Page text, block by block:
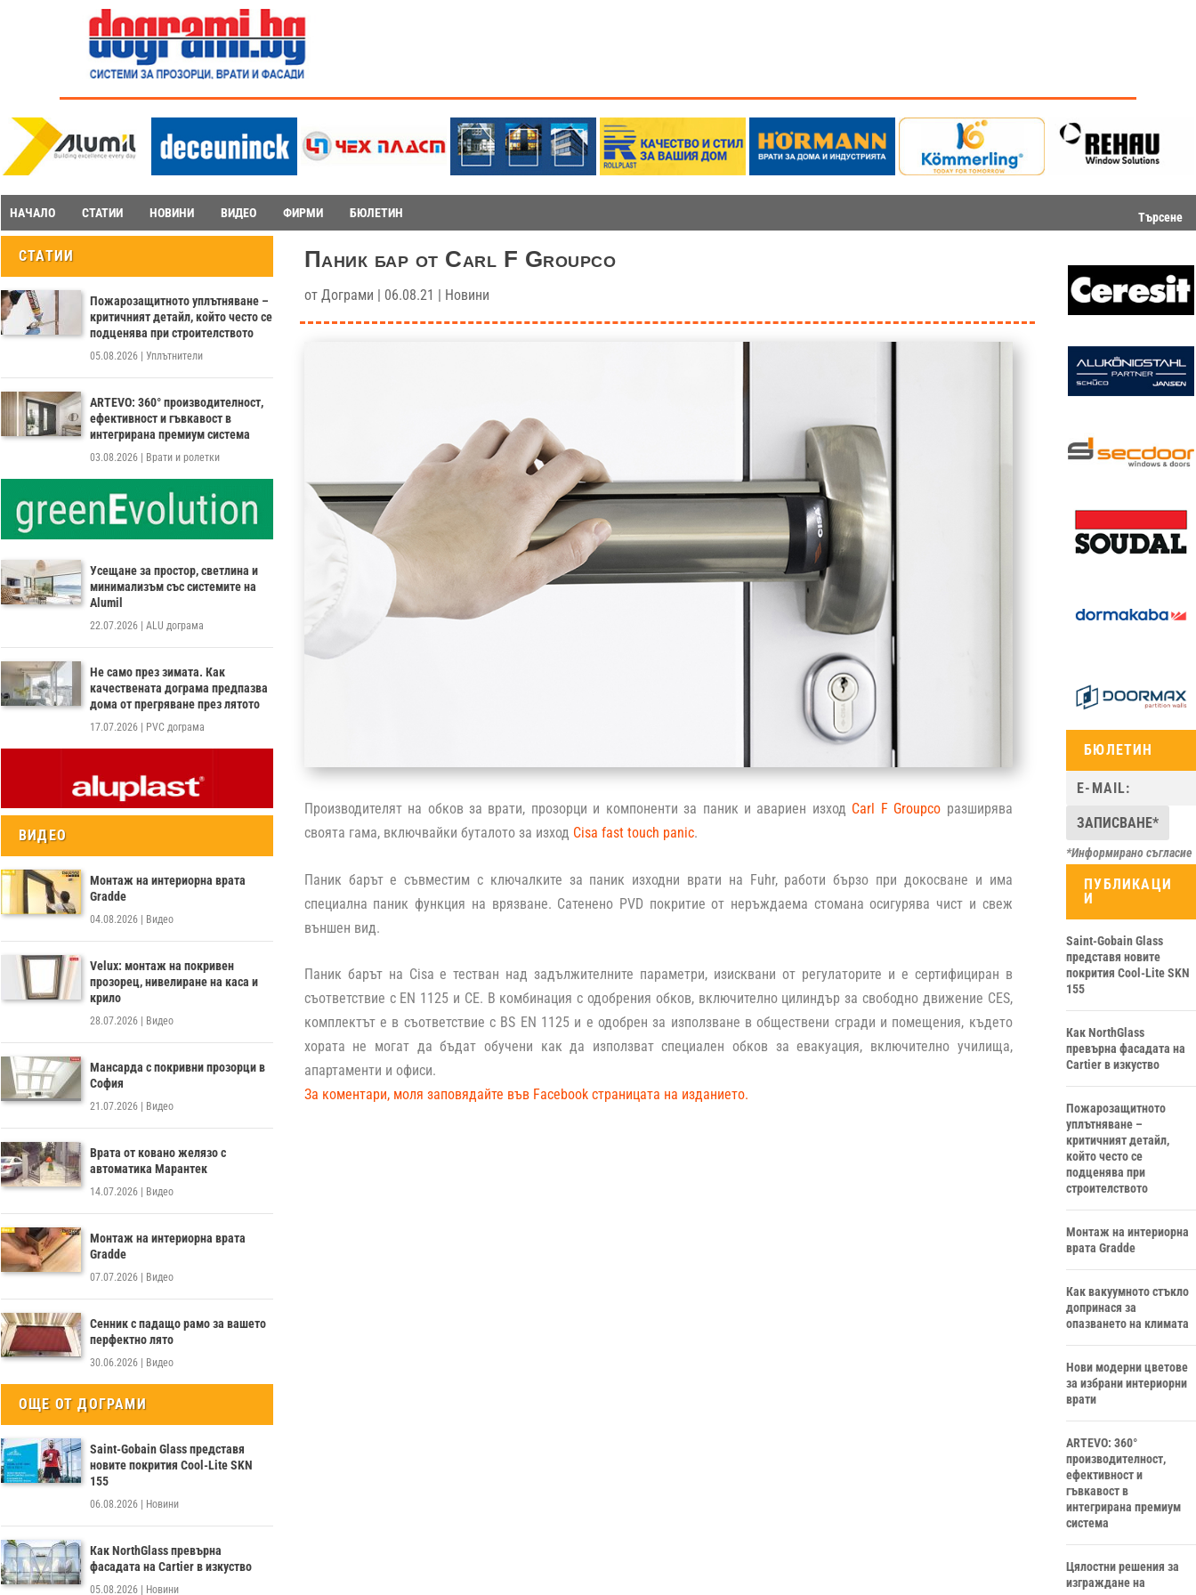
НАЧАЛО СТАТИИ НОВИНИ ВИДЕО ФИРМИ БЮЛЕТИН Търсене
СТАТИИ
Пожарозащитното уплътняване –
критичният детайл, който често се
подценява при строителството
05.08.2026 Уплътнители
ARTEVO: 360° производителност,
ефективност и гъвкавост в
интегрирана премиум система
03.08.2026 Врати и ролетки
Усещане за простор, светлина и
минимализъм със системите на
Alumil
22.07.2026 | ALU дограма
Не само през зимата. Как
качествената дограма предпазва
дома от прегряване през лятото
17.07.2026 | PVC дограма
ВИДЕО
Монтаж на интериорна врата
Gradde
04.08.2026 Видео
Velux: монтаж на покривен
прозорец, нивелиране на каса и
крило
28.07.2026 Видео
Мансарда с покривни прозорци в
София
21.07.2026 Видео
Врата от ковано желязо с
автоматика Марантек
14.07.2026 Видео
Монтаж на интериорна врата
Gradde
07.07.2026 Видео
Сенник с падащо рамо за вашето
перфектно лято
30.06.2026 Видео
ОЩЕ ОТ ДОГРАМИ
Saint-Gobain Glass представя
новите покрития Cool-Lite SKN
155
06.08.2026 Новини
Как NorthGlass превърна
фасадата на Cartier в изкуство
05.08.2026 Новини
Паник бар от Carl F Groupco
от Дограми | 06.08.21 | Новини
Производителят на обков за врати, прозорци и компоненти за паник и авариен изход Carl F Groupco разширява
своята гама, включвайки буталото за изход Cisa fast touch panic.
Паник барът е съвместим с ключалките за паник изходни врати на Fuhr, работи бързо при докосване и има
специална паник функция на врязване. Сатенено PVD покритие от неръждаема стомана осигурява чист и свеж
външен вид.
Паник барът на Cisa е тестван над задължителните параметри, изисквани от регулаторите и е сертифициран в
съответствие с EN 1125 и CE. В комбинация с одобрения обков, включително цилиндър за свободно движение CES,
комплектът е в съответствие с BS EN 1125 и е одобрен за използване в обществени сгради и помещения, където
хората не могат да бъдат обучени как да използват специален обков за евакуация, включително училища,
апартаменти и офиси.
За коментари, моля заповядайте във Facebook страницата на изданието.
БЮЛЕТИН
*Информирано съгласие
ПУБЛИКАЦИ
И
Saint-Gobain Glass
представя новите
покрития Cool-Lite SKN
155
Как NorthGlass
превърна фасадата на
Cartier в изкуство
Пожарозащитното
уплътняване –
критичният детайл,
който често се
подценява при
строителството
Монтаж на интериорна
врата Gradde
Как вакуумното стъкло
допринася за
опазването на климата
Нови модерни цветове
за избрани интериорни
врати
ARTEVO: 360°
производителност,
ефективност и
гъвкавост в
интегрирана премиум
система
Цялостни решения за
изграждане на